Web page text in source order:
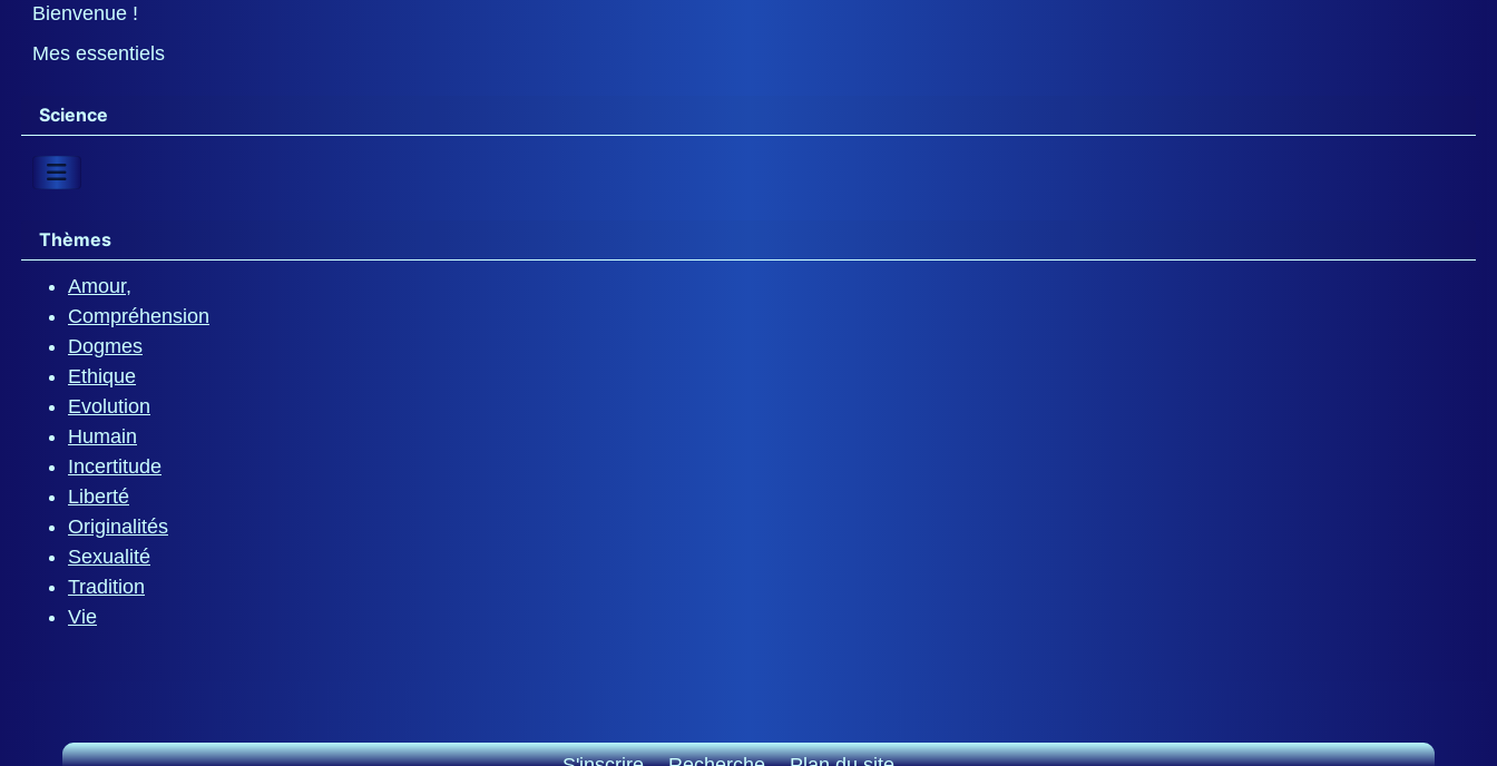
Bienvenue !
Mes essentiels
Science
Thèmes
Amour,
Compréhension
Dogmes
Ethique
Evolution
Humain
Incertitude
Liberté
Originalités
Sexualité
Tradition
Vie